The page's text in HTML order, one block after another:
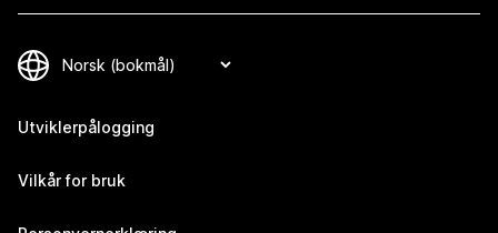
Utviklerpålogging
Vilkår for bruk